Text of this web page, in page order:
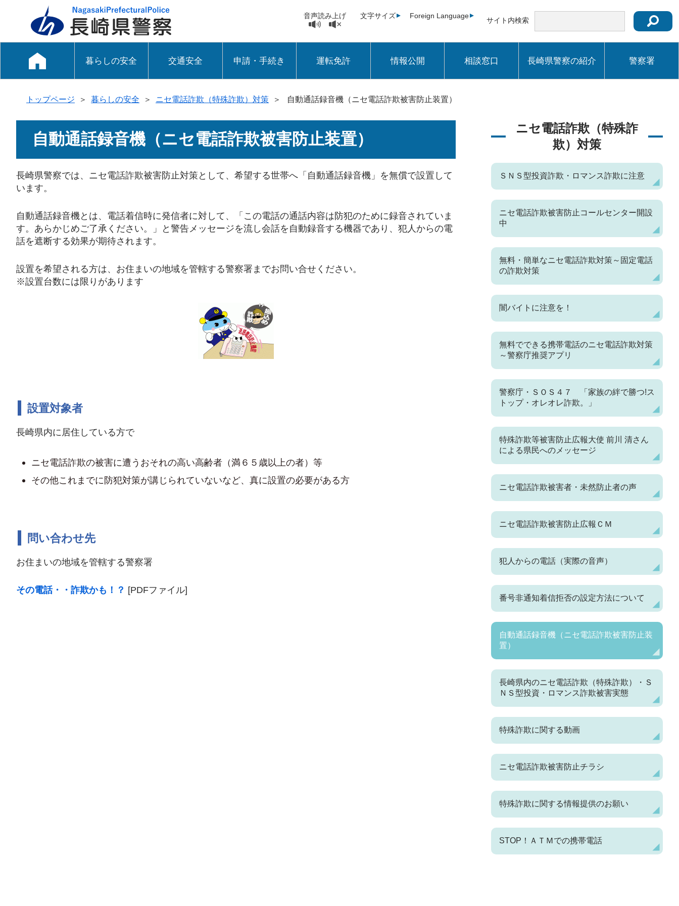
音声読み上げ 文字サイズ Foreign Language
サイト内検索
暮らしの安全 交通安全 申請・手続き 運転免許 情報公開 相談窓口 長崎県警察の紹介 警察署
トップページ ＞ 暮らしの安全 ＞ ニセ電話詐欺（特殊詐欺）対策 ＞ 自動通話録音機（ニセ電話詐欺被害防止装置）
自動通話録音機（ニセ電話詐欺被害防止装置）
長崎県警察では、ニセ電話詐欺被害防止対策として、希望する世帯へ「自動通話録音機」を無償で設置して
います。
自動通話録音機とは、電話着信時に発信者に対して、「この電話の通話内容は防犯のために録音されていま
す。あらかじめご了承ください。」と警告メッセージを流し会話を自動録音する機器であり、犯人からの電
話を遮断する効果が期待されます。
設置を希望される方は、お住まいの地域を管轄する警察署までお問い合せください。
※設置台数には限りがあります
設置対象者
長崎県内に居住している方で
ニセ電話詐欺の被害に遭うおそれの高い高齢者（満６５歳以上の者）等
その他これまでに防犯対策が講じられていないなど、真に設置の必要がある方
問い合わせ先
お住まいの地域を管轄する警察署
その電話・・詐欺かも！？ [PDFファイル]
ニセ電話詐欺（特殊詐
欺）対策
ＳＮＳ型投資詐欺・ロマンス詐欺に注意
ニセ電話詐欺被害防止コールセンター開設
中
無料・簡単なニセ電話詐欺対策～固定電話
の詐欺対策
闇バイトに注意を！
無料でできる携帯電話のニセ電話詐欺対策
～警察庁推奨アプリ
警察庁・ＳＯＳ４７ 「家族の絆で勝つ!ス
トップ・オレオレ詐欺。」
特殊詐欺等被害防止広報大使 前川 清さん
による県民へのメッセージ
ニセ電話詐欺被害者・未然防止者の声
ニセ電話詐欺被害防止広報ＣＭ
犯人からの電話（実際の音声）
番号非通知着信拒否の設定方法について
自動通話録音機（ニセ電話詐欺被害防止装
置）
長崎県内のニセ電話詐欺（特殊詐欺）・Ｓ
ＮＳ型投資・ロマンス詐欺被害実態
特殊詐欺に関する動画
ニセ電話詐欺被害防止チラシ
特殊詐欺に関する情報提供のお願い
STOP！ＡＴＭでの携帯電話